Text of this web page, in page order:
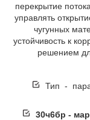
перекрытие
управлять
чугунных
устойчивость к
решением
Тип -
30ч6бр -